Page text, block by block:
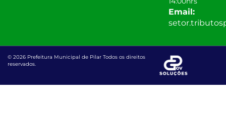
Email:
© 2026 Prefeitura Municipal de Pilar Todos os direitos
reservados.